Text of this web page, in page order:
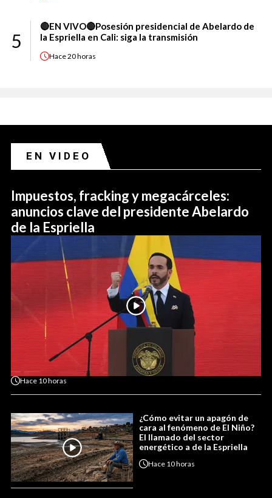
5
🔴EN VIVO🔴Posesión presidencial de Abelardo de
la Espriella en Cali: siga la transmisión
Hace20 horas
EN VIDEO
Impuestos, fracking y megacárceles:
anuncios clave del presidente Abelardo
de la Espriella
Hace 10 horas
¿Cómo evitar un apagón de
cara al fenómeno de El Niño?
El llamado del sector
energético a de la Espriella
Hace 10 horas